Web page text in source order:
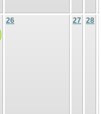
26 27 28